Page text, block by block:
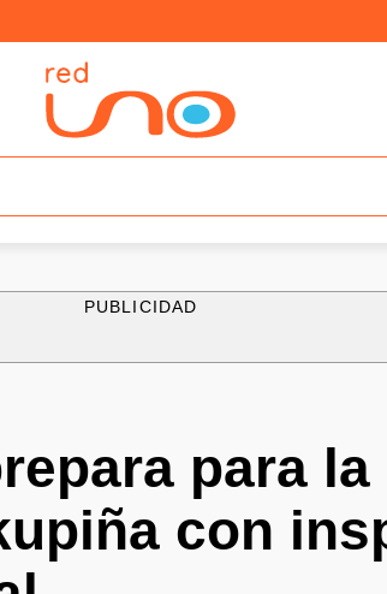
PUBLICIDAD
para
con